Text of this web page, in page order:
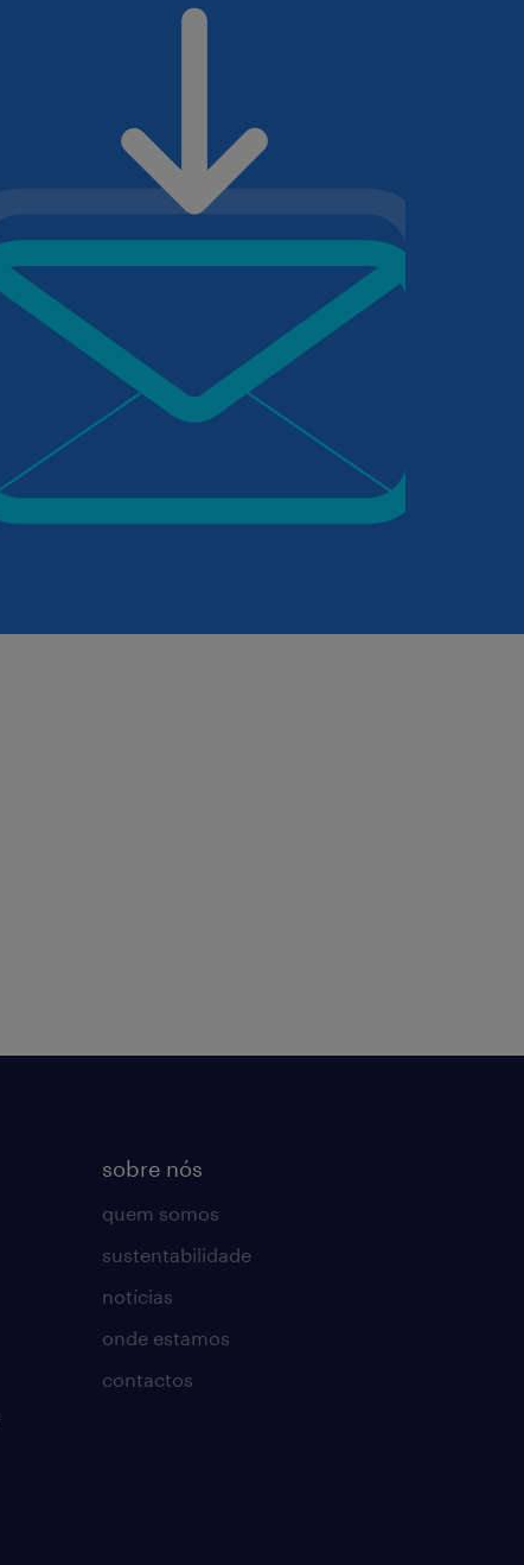
sobre nós
quem somos
sustentabilidade
notícias
onde estamos
contactos